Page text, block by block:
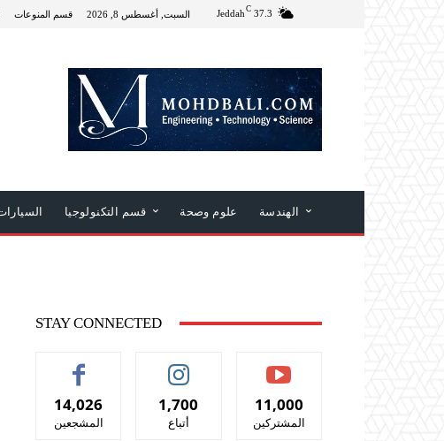
37.3
C
Jeddah السبت, أغسطس 8, 2026 قسم المنوعات
الهندسة علوم وصحة قسم التكنولوجيا
STAY CONNECTED
14,026
المشجعين
1,700
أتباع
11,000
المشتركين